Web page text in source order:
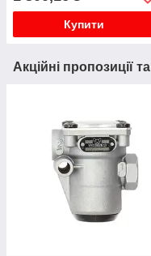
Купити
Акційні пропозиції